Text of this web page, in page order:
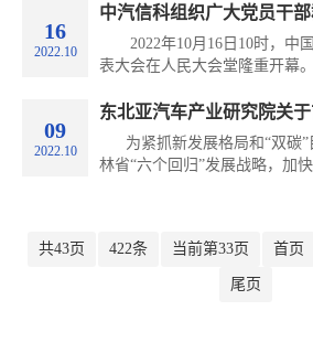
识产权部部长王亚飞与运促中
16
2022.10
中汽信科组织广大党员干
开幕会盛况
2022年10月16日10时，中
表大会在人民大会堂隆重开幕
分别在五个会场现场收看，其
盛况。 会上，全体党员聚精
作笔记,真正融入到党的二十大
09
2022.10
东北亚汽车产业研究院关
工作顺利开展
为紧抓新发展格局和“双碳”
林省“六个回归”发展战略，加
新能源与智能网联汽车关键领
共43页 422条 当前第33页 首页
尾页